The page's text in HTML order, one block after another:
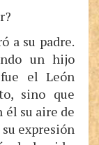
a su padre.
un hijo
el León
sino que
él su aire de
expresión